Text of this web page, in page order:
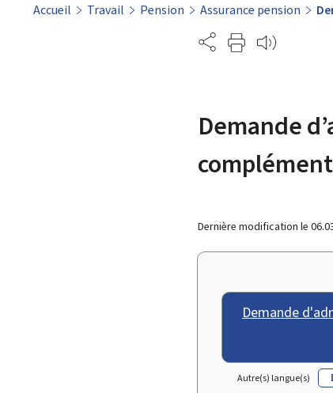
Accueil Travail Pension Assurance pension
Partage
Demande
Dernière modification le
Demande
Autre(s) langue(s)